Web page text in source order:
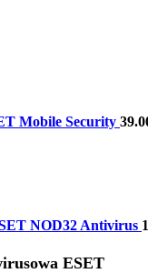
Mobile Security
NOD32 Antivirus
ESET